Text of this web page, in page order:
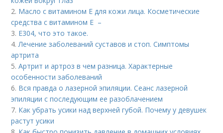
2. Масло с витамином Е для кожи лица. Косметические
средства с витамином Е –
3. Е304, что это такое.
4.Лечение заболеваний суставов и стоп. Симптомы
артрита
5.Артрит и артроз в чем разница. Характерные
особенности заболеваний
6. Вся правда о лазерной эпиляции. Сеанс лазерной
эпиляции с последующим ее разоблачением
7. Как убрать усики над верхней губой. Почему у девушек
растут усики